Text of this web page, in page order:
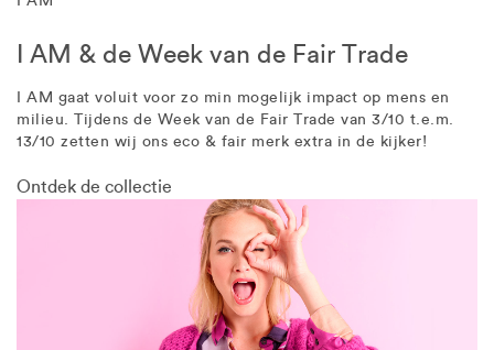
I AM & de Week van de Fair Trade
I AM gaat voluit voor zo min mogelijk impact op mens en
milieu. Tijdens de Week van de Fair Trade van 3/10 t.e.m.
13/10 zetten wij ons eco & fair merk extra in de kijker!
Ontdek de collectie